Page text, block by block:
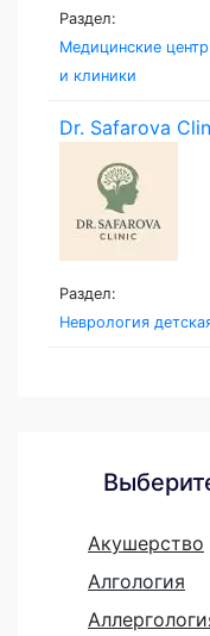
Раздел:
Медицинские
и клиники
Dr. Safarova
Раздел:
Неврология
Акушерство
Алгология